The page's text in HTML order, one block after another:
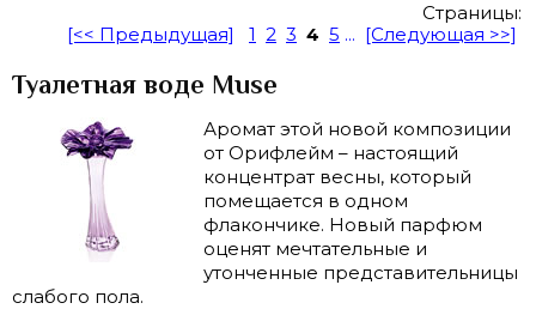
Страницы:
[<< Предыдущая]
1 2 3 4 5 ... [Следующая >>]
Туалетная воде Muse
Аромат этой новой композиции
от Орифлейм – настоящий
концентрат весны, который
помещается в одном
флакончике. Новый парфюм
оценят мечтательные и
утонченные представительницы
слабого пола.